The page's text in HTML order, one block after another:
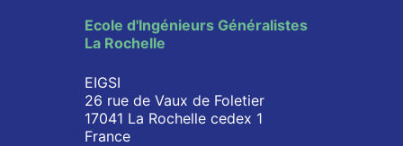
Ecole d'Ingénieurs Généralistes
La Rochelle
EIGSI
26 rue de Vaux de Foletier
17041 La Rochelle cedex 1
France